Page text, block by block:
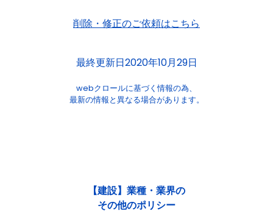
削除・修正のご依頼はこちら
最終更新日2020年10月29日
webクロールに基づく情報の為、
最新の情報と異なる場合があります。
【建設】業種・業界の
その他のポリシー